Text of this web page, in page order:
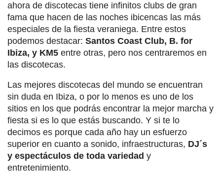
ahora de discotecas tiene infinitos clubs de gran
fama que hacen de las noches ibicencas las más
especiales de la fiesta veraniega. Entre estos
podemos destacar: Santos Coast Club, B. for
Ibiza, y KM5 entre otras, pero nos centraremos en
las discotecas.
Las mejores discotecas del mundo se encuentran
sin duda en Ibiza, o por lo menos es uno de los
sitios en los que podrás encontrar la mejor marcha y
fiesta si es lo que estás buscando. Y si te lo
decimos es porque cada año hay un esfuerzo
superior en cuanto a sonido, infraestructuras, DJ´s
y espectáculos de toda variedad y
entretenimiento.